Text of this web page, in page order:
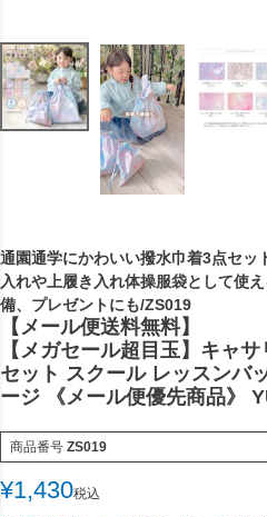
通園通学にかわいい撥水巾着3点セッ
入れや上履き入れ体操服袋として使
備、プレゼントにも/ZS019
【メール便送料無料】
【メガセール超目玉】キャ
セット スクール レッスンバ
ージ 《メール便優先商品》
商品番号 ZS019
¥1,430税込